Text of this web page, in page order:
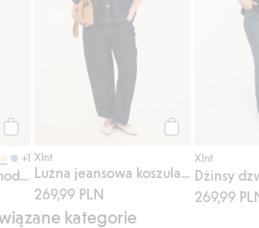
+1 Xlnt
269,99 PLN
Xlnt
Dżinsy
269,99
kategorie